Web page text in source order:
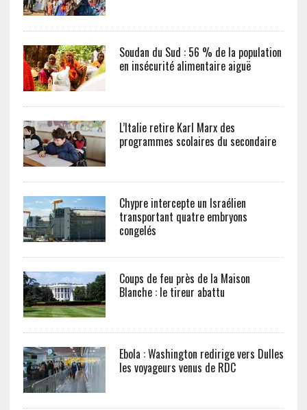
Soudan du Sud : 56 % de la population
en insécurité alimentaire aiguë
L’Italie retire Karl Marx des
programmes scolaires du secondaire
Chypre intercepte un Israélien
transportant quatre embryons
congelés
Coups de feu près de la Maison
Blanche : le tireur abattu
Ebola : Washington redirige vers Dulles
les voyageurs venus de RDC